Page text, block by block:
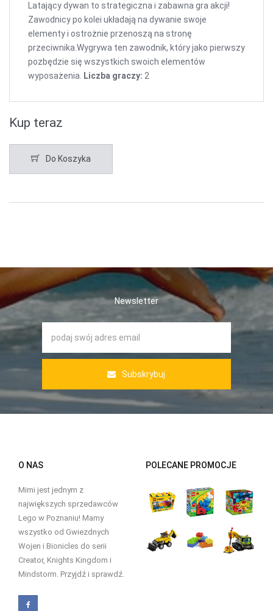
Latający dywan to strategiczna i zabawna gra akcji!
Zawodnicy po kolei układają na dywanie swoje
elementy i ostrożnie przenoszą na stronę
przeciwnika.Wygrywa ten zawodnik, który jako pierwszy
pozbędzie się wszystkich swoich elementów
wyposażenia.
Liczba graczy: 2
Kup teraz
Do Koszyka
Newsletter
Subskrybuj
O NAS
Mimi jest jednym z
największych sprzedawców
Lego w Poznaniu! Mamy
wszystko od Gwiezdnych
Wojen i Bionicles do serii
Creator, Knights Kingdom i
Mindstorm. Przyjdź i sprawdź.
POLECANE PROMOCJE